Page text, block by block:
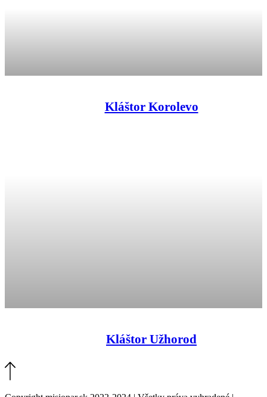
Kláštor Korolevo
Kláštor Užhorod